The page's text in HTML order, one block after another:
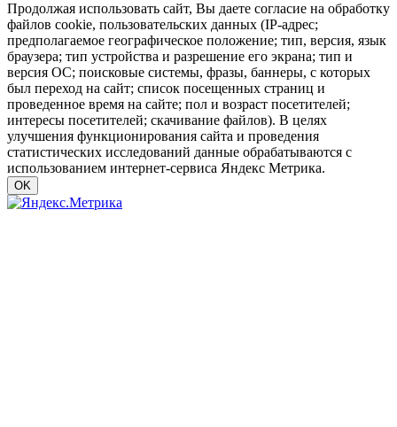
Продолжая использовать сайт, Вы даете согласие на обработку
файлов cookie, пользовательских данных (IP-адрес;
предполагаемое географическое положение; тип, версия, язык
браузера; тип устройства и разрешение его экрана; тип и
версия ОС; поисковые системы, фразы, баннеры, с которых
был переход на сайт; список посещенных страниц и
проведенное время на сайте; пол и возраст посетителей;
интересы посетителей; скачивание файлов). В целях
улучшения функционирования сайта и проведения
статистических исследований данные обрабатываются с
использованием интернет-сервиса Яндекс Метрика.
OK